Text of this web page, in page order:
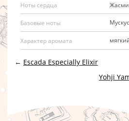
Ноты сердца
Базовые ноты Мускус
Характер аромата
← Escada Especially Elixir
Yohji